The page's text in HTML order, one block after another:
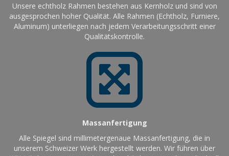
Unsere echtholz Rahmen bestehen aus Kernholz und sind von
ausgesprochen hoher Qualität. Alle Rahmen (Echtholz, Furniere,
Aluminum) unterliegen nach jedem Verarbeitungsschritt einer
Qualitätskontrolle.
Massanfertigung
Alle Spiegel sind millimetergenaue Massanfertigung, die in
unserem Schweizer Werk hergestellt werden. Wir führen über